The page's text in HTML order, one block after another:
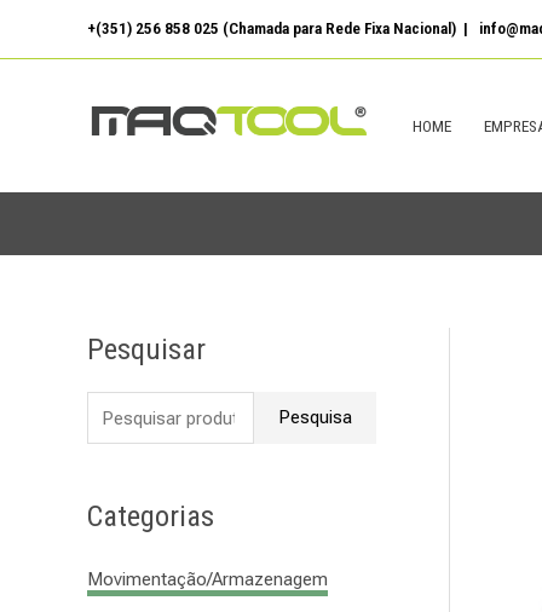
+(351) 256 858 025 (Chamada para Rede Fixa Nacional) |
HOME
Pesquisar
P
i
a
Pesquisa
Categorias
Movimentação/Armazenagem